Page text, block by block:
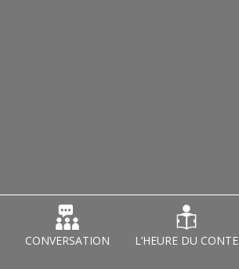
CONVERSATION L’HEURE DU CONTE